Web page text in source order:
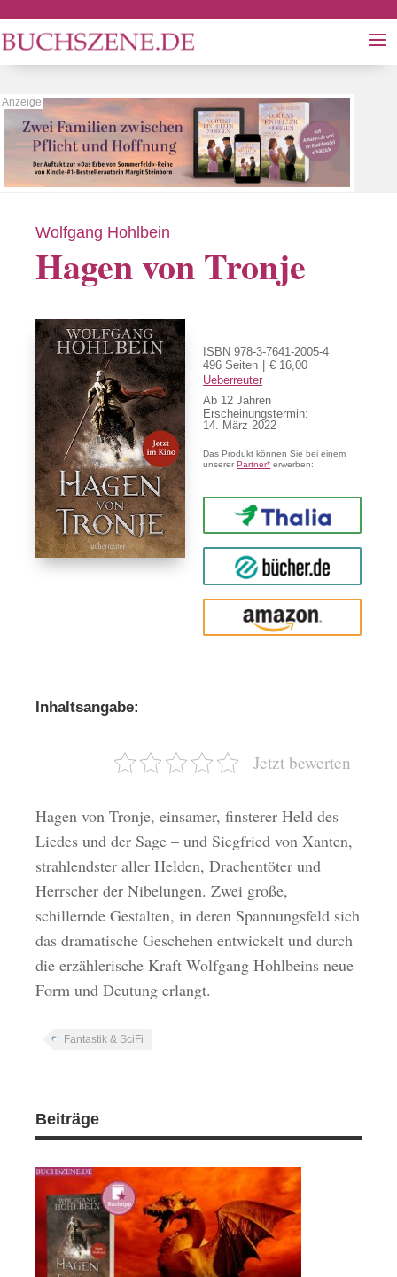
Wolfgang Hohlbein
Hagen von Tronje
ISBN 978-3-7641-2005-4
496 Seiten
€ 16,00
Ueberreuter
Ab 12
Erscheinungstermin:
14. März 2022
Das Produkt können Sie bei einem
unsererPartner* erwerben:
Thalia
buecher.de
Amazon
Inhaltsangabe:
Jetzt bewerten
Hagen von Tronje, einsamer, finsterer Held des
Liedes und der Sage – und Siegfried von Xanten,
strahlendster aller Helden, Drachentöter und
Herrscher der Nibelungen. Zwei große,
schillernde Gestalten, in deren Spannungsfeld sich
das dramatische Geschehen entwickelt und durch
die erzählerische Kraft Wolfgang Hohlbeins neue
Form und Deutung erlangt.
Fantastik & SciFi
Beiträge